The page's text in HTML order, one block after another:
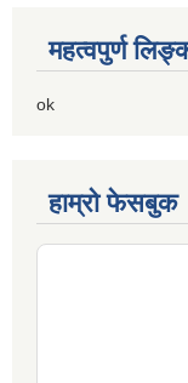
महत्वपुर्ण
ok
हाम्रो फेसबुक